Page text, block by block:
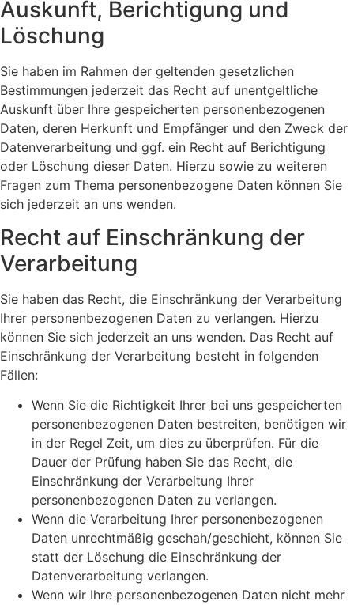
Auskunft, Berichtigung und
Löschung
Sie haben im Rahmen der geltenden gesetzlichen
Bestimmungen jederzeit das Recht auf unentgeltliche
Auskunft über Ihre gespeicherten personenbezogenen
Daten, deren Herkunft und Empfänger und den Zweck der
Datenverarbeitung und ggf. ein Recht auf Berichtigung
oder Löschung dieser Daten. Hierzu sowie zu weiteren
Fragen zum Thema personenbezogene Daten können Sie
sich jederzeit an uns wenden.
Recht auf Einschränkung der
Verarbeitung
Sie haben das Recht, die Einschränkung der Verarbeitung
Ihrer personenbezogenen Daten zu verlangen. Hierzu
können Sie sich jederzeit an uns wenden. Das Recht auf
Einschränkung der Verarbeitung besteht in folgenden
Fällen:
Wenn Sie die Richtigkeit Ihrer bei uns gespeicherten
personenbezogenen Daten bestreiten, benötigen wir
in der Regel Zeit, um dies zu überprüfen. Für die
Dauer der Prüfung haben Sie das Recht, die
Einschränkung der Verarbeitung Ihrer
personenbezogenen Daten zu verlangen.
Wenn die Verarbeitung Ihrer personenbezogenen
Daten unrechtmäßig geschah/geschieht, können Sie
statt der Löschung die Einschränkung der
Datenverarbeitung verlangen.
Wenn wir Ihre personenbezogenen Daten nicht mehr